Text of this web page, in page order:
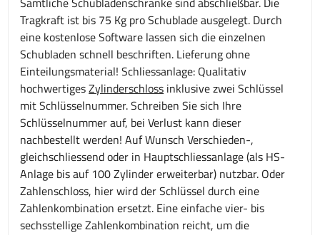
Tragkraft ist bis 75 Kg pro Schublade ausgelegt. Durch
eine kostenlose Software lassen sich die einzelnen
Schubladen schnell beschriften. Lieferung ohne
Einteilungsmaterial! Schliessanlage: Qualitativ
hochwertigesZylinderschloss inklusive zwei Schlüssel
mit Schlüsselnummer. Schreiben Sie sich Ihre
Schlüsselnummer auf, bei Verlust kann dieser
nachbestellt werden! Auf Wunsch Verschieden-,
gleichschliessend oder in Hauptschliessanlage (als HS-
Anlage bis auf 100 Zylinder erweiterbar) nutzbar. Oder
Zahlenschloss, hier wird der Schlüssel durch eine
Zahlenkombination ersetzt. Eine einfache vier- bis
sechsstellige Zahlenkombination reicht, um die